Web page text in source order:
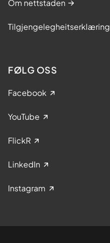
Om nettstaden
Tilgjengelegheitserklæring
FØLG OSS
Facebook
YouTube
FlickR
LinkedIn
Instagram